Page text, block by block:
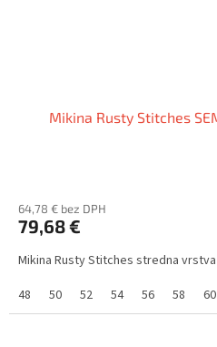
Mikina Rusty Stitches
64,78 € bez DPH
79,68 €
Mikina Rusty Stitches stredna
48
50 52 54 56 58 60